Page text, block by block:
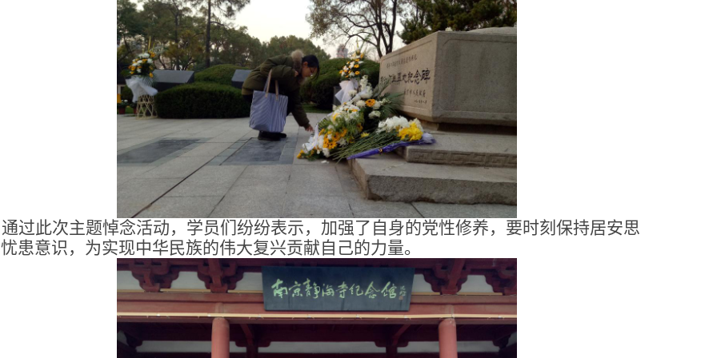
通过此次主题悼念活动，学员们纷纷表示，加强了自身的党性修养，要时刻保持居安思
患意识，为实现中华民族的伟大复兴贡献自己的力量。